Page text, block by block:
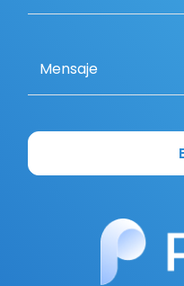
Mensaje